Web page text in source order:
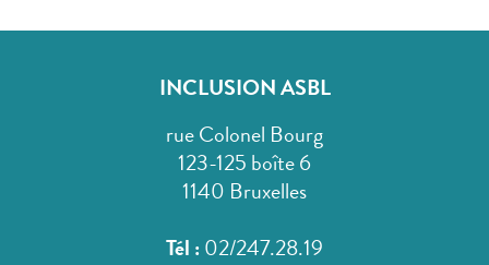
INCLUSION ASBL
rue Colonel Bourg
123-125 boîte 6
1140 Bruxelles
Tél : 02/247.28.19